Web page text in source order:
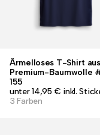
Ärmelloses T-Shirt aus
Premium-Baumwolle
155
unter 14,95 € inkl.
3 Farben